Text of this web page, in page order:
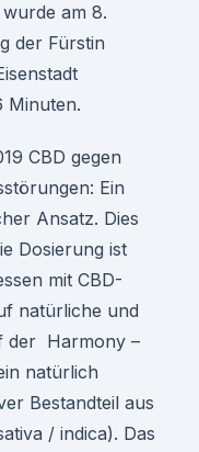
am 8.
der Fürstin
Minuten.
CBD gegen
Ein
Ansatz. Dies
Dosierung ist
mit CBD-
natürliche und
der Harmony –
natürlich
Bestandteil aus
/ indica). Das